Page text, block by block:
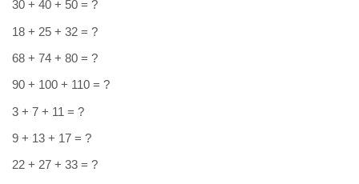
30 + 40 + 50 = ?
18 + 25 + 32 = ?
68 + 74 + 80 = ?
90 + 100 + 110 = ?
3 + 7 + 11 = ?
9 + 13 + 17 = ?
22 + 27 + 33 = ?